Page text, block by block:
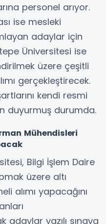
personel arıyor.
ise mesleki
adaylar için
Üniversitesi ise
üzere çeşitli
gerçekleştirecek.
kendi resmi
duyurmuş durumda.
Mühendisleri
Bilgi İşlem Daire
üzere altı
alımı yapacağını
adaylar yazılı sınava